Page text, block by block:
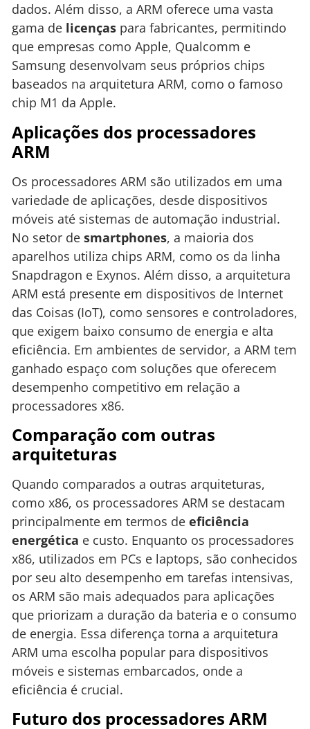
dados. Além disso, a ARM oferece uma vasta
gama de licenças para fabricantes, permitindo
que empresas como Apple, Qualcomm e
Samsung desenvolvam seus próprios chips
baseados na arquitetura ARM, como o famoso
chip M1 da Apple.
Aplicações dos processadores
ARM
Os processadores ARM são utilizados em uma
variedade de aplicações, desde dispositivos
móveis até sistemas de automação industrial.
No setor de smartphones, a maioria dos
aparelhos utiliza chips ARM, como os da linha
Snapdragon e Exynos. Além disso, a arquitetura
ARM está presente em dispositivos de Internet
das Coisas (IoT), como sensores e controladores,
que exigem baixo consumo de energia e alta
eficiência. Em ambientes de servidor, a ARM tem
ganhado espaço com soluções que oferecem
desempenho competitivo em relação a
processadores x86.
Comparação com outras
arquiteturas
Quando comparados a outras arquiteturas,
como x86, os processadores ARM se destacam
principalmente em termos de eficiência
energética e custo. Enquanto os processadores
x86, utilizados em PCs e laptops, são conhecidos
por seu alto desempenho em tarefas intensivas,
os ARM são mais adequados para aplicações
que priorizam a duração da bateria e o consumo
de energia. Essa diferença torna a arquitetura
ARM uma escolha popular para dispositivos
móveis e sistemas embarcados, onde a
eficiência é crucial.
Futuro dos processadores ARM